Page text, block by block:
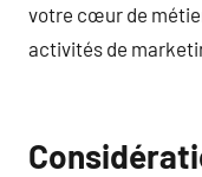
votre cœur de
activités de